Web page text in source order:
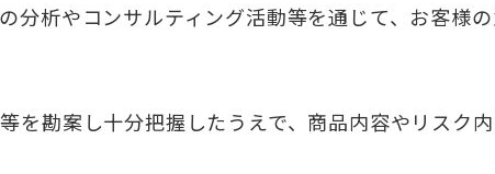
分析やコンサルティング活動等を通じて、お客様
を勘案し十分把握したうえで、商品内容やリスク